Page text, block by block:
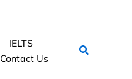
IELTS
Contact Us
Search